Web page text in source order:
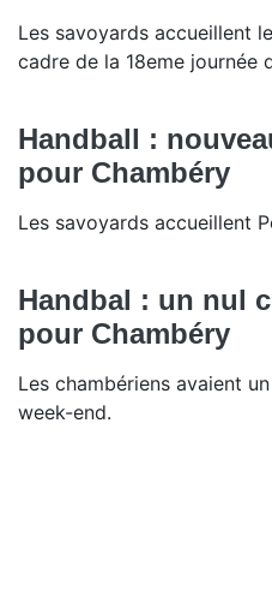
Les savoyards accueillent
cadre de la 18eme journée
Handball :
pour Chambéry
Les savoyards accueillent
Handbal : un nul
pour Chambéry
Les chambériens avaient
week-end.